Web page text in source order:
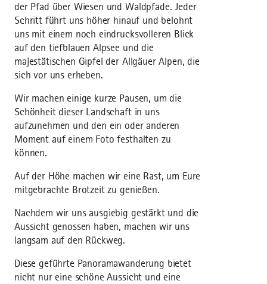
der Pfad über Wiesen und Waldpfade. Jeder
Schritt führt uns höher hinauf und belohnt
uns mit einem noch eindrucksvolleren Blick
auf den tiefblauen Alpsee und die
majestätischen Gipfel der Allgäuer Alpen, die
sich vor uns erheben.
Wir machen einige kurze Pausen, um die
Schönheit dieser Landschaft in uns
aufzunehmen und den ein oder anderen
Moment auf einem Foto festhalten zu
können.
Auf der Höhe machen wir eine Rast, um Eure
mitgebrachte Brotzeit zu genießen.
Nachdem wir uns ausgiebig gestärkt und die
Aussicht genossen haben, machen wir uns
langsam auf den Rückweg.
Diese geführte Panoramawanderung bietet
nicht nur eine schöne Aussicht und eine